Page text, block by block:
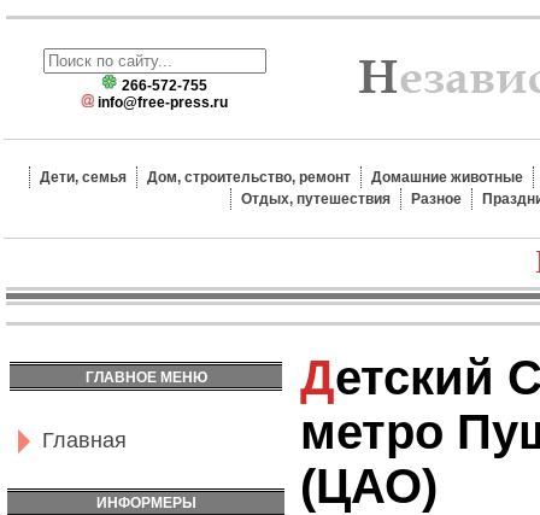
266-572-755
info@free-press.ru
Дети, семья Дом, строительство, ремонт
Домашние животные
Отдых, путешествия
Разное
ГЛАВНОЕ МЕНЮ
Главная
ИНФОРМЕРЫ
Детский Сад №45,
метро
(ЦАО)